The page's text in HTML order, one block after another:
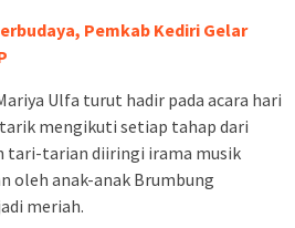
Pemkab Kediri Gelar
Ulfa turut hadir pada acara hari
mengikuti setiap tahap dari
tari-tarian diiringi irama musik
oleh anak-anak Brumbung
meriah.